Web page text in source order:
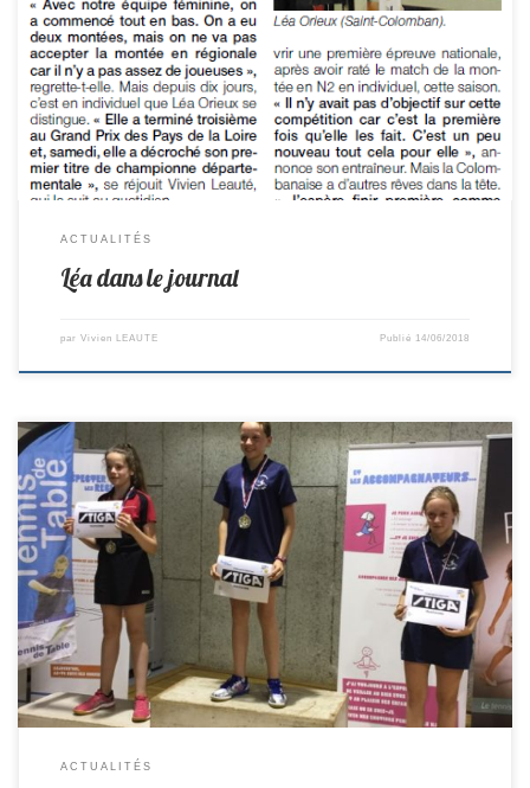
ACTUALITÉS
Léa dans le journal
par Vivien LEAUTE Publié 14/06/2018
Ce week-end Léa et Léonie étaient qualifiées pour les Titres Stiga,
compétition qui réunit les 12 meilleurs du département dans chaque
catégorie. Sur la liste de départ Léa partait première et Léonie 4ème.
Léa a tenu son rang de favorite et remporte la compétition. Léonie fait
également une très bonne […]
ACTUALITÉS